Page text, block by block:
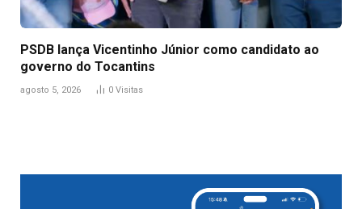
PSDB lança Vicentinho Júnior como candidato ao
governo do Tocantins
agosto 5, 2026 0 Visitas